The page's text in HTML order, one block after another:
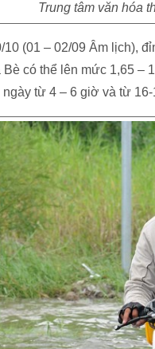
Trung tâm văn hóa
10 (01 – 02/09 Âm lịch),
Bè có thể lên mức 1,65 –
ngày từ 4 – 6 giờ và từ